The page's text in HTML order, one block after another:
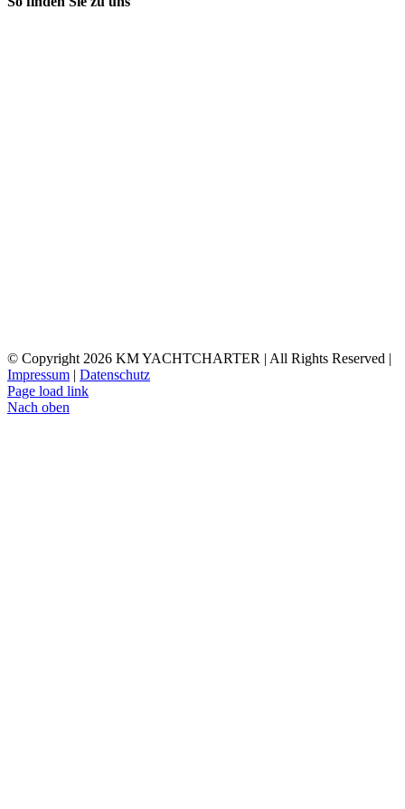
© Copyright 2026 KM YACHTCHARTER | All Rights Reserved |
Impressum | Datenschutz
Page load link
Nach oben